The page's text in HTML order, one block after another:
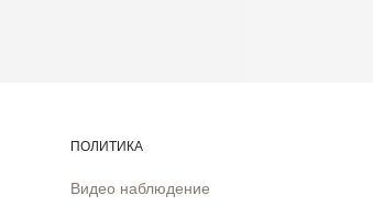
ПОЛИТИКА
Видео наблюдение